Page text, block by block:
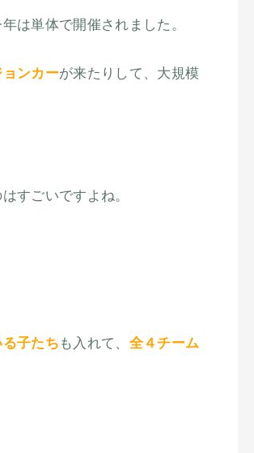
は単体で開催されました。
ンカーが来たりして、大規模
すごいですよね。
子たち も入れて、 全４チーム